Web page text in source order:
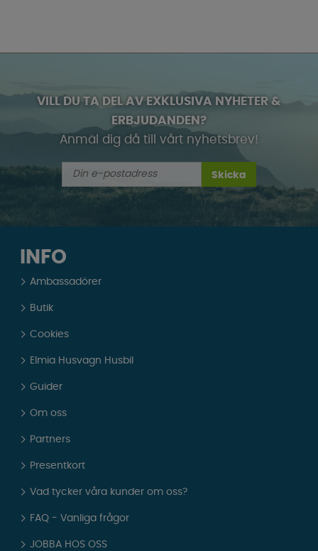
VILL DU TA DEL AV EXKLUSIVA NYHETER &
ERBJUDANDEN?
Anmäl dig då till vårt nyhetsbrev!
Skicka
INFO
Ambassadörer
Butik
Cookies
Elmia Husvagn Husbil
Guider
Om oss
Partners
Presentkort
Vad tycker våra kunder om oss?
FAQ - Vanliga frågor
JOBBA HOS OSS